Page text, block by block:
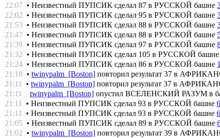
22:07 • Неизвестный ПУПСИК сделал 87 в РУССКОЙ башне
22:02 • Неизвестный ПУПСИК сделал 95 в РУССКОЙ башне
21:53 • Неизвестный ПУПСИК сделал 88 в РУССКОЙ башне
21:47 • Неизвестный ПУПСИК сделал 88 в РУССКОЙ башне
21:39 • Неизвестный ПУПСИК сделал 97 в РУССКОЙ башне
21:32 • Неизвестный ПУПСИК сделал 105 в РУССКОЙ
21:24 • Неизвестный ПУПСИК сделал 86 в РУССКОЙ башне
21:18 • twinypalm [Boston] повторил результат 37 в
21:11
• twinypalm [Boston] повторил результат 37 в
21:11
twinypalm [Boston] опустил ВСЕЛЕНСКИЙ РАЗУМ в
21:11
• Неизвестный ПУПСИК сделал 93 в РУССКОЙ башне
21:11
• Неизвестный ПУПСИК сделал 93 в РУССКОЙ башне
21:05 • Неизвестный ПУПСИК сделал 89 в РУССКОЙ башне
21:02 • twinypalm [Boston] повторил результат 39 в